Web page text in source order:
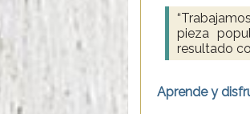
pieza
resultado
Aprende y